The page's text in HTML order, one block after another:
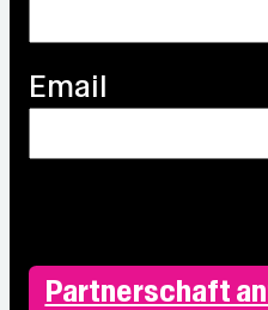
Partnerschaft
Email